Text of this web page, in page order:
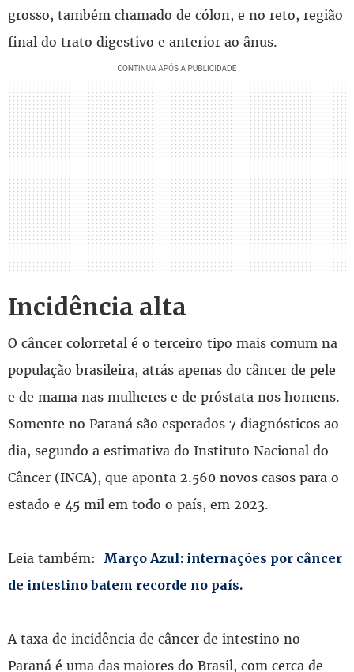
grosso, também chamado de cólon, e no reto, região
final do trato digestivo e anterior ao ânus.
Incidência alta
O câncer colorretal é o terceiro tipo mais comum na
população brasileira, atrás apenas do câncer de pele
e de mama nas mulheres e de próstata nos homens.
Somente no Paraná são esperados 7 diagnósticos ao
dia, segundo a estimativa do Instituto Nacional do
Câncer (INCA), que aponta 2.560 novos casos para o
estado e 45 mil em todo o país, em 2023.
Leia também:
Março Azul: internações por câncer
de intestino batem recorde no país.
A taxa de incidência de câncer de intestino no
Paraná é uma das maiores do Brasil, com cerca de